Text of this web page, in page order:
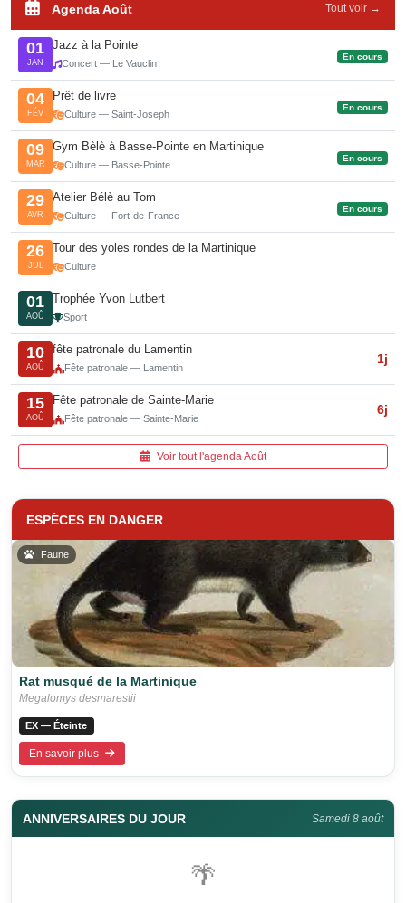
Agenda Août Tout voir →
01
JAN
Jazz à la Pointe
Concert — Le Vauclin
En cours
04
FÉV
Prêt de livre
Culture — Saint-Joseph
En cours
09
MAR
Gym Bèlè à Basse-Pointe en Martinique
Culture — Basse-Pointe
En cours
29
AVR
Atelier Bélè au Tom
Culture — Fort-de-France
En cours
26
JUL
Tour des yoles rondes de la Martinique
Culture
01
AOÛ
Trophée Yvon Lutbert
Sport
10
AOÛ
fête patronale du Lamentin
Fête patronale — Lamentin
1j
15
AOÛ
Fête patronale de Sainte-Marie
Fête patronale — Sainte-Marie
6j
Voir tout l'agenda Août
ESPÈCES EN DANGER
Faune
Rat musqué de la Martinique
Megalomys desmarestii
EX — Éteinte
En savoir plus
ANNIVERSAIRES DU JOUR Samedi 8 août
🌴